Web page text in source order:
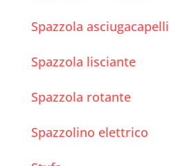
Spazzola asciugacapelli
Spazzola lisciante
Spazzola rotante
Spazzolino elettrico